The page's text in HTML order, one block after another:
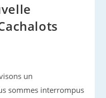
un
sommes interrompus